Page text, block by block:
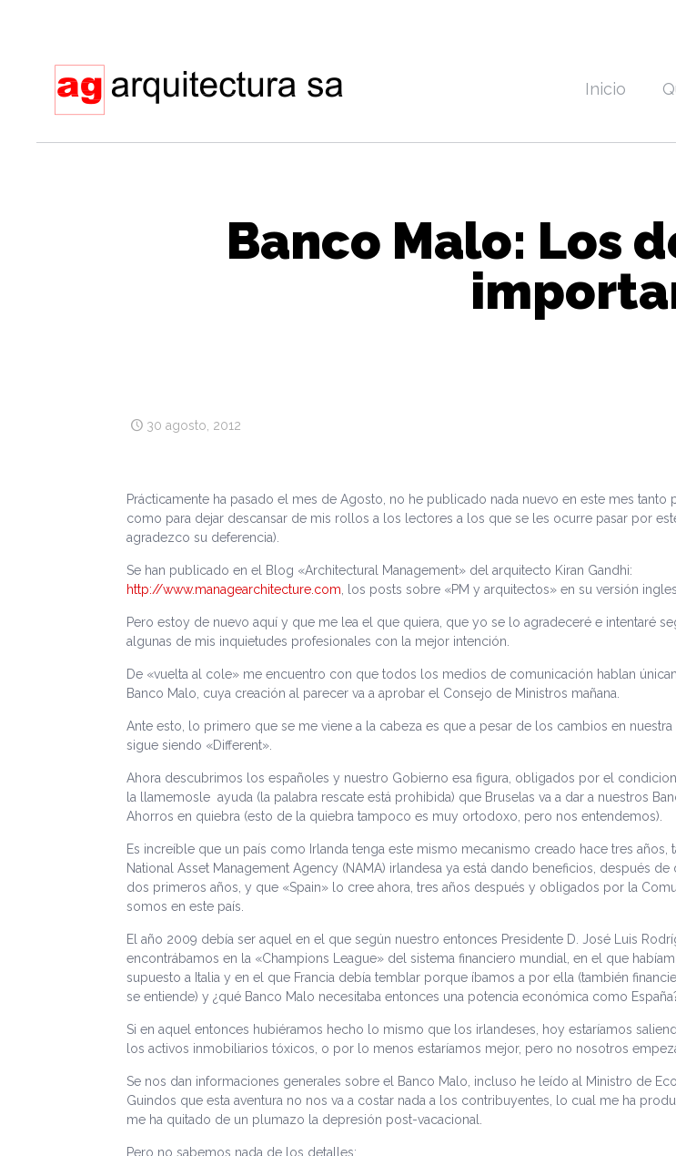
Inicio
Banco Malo: Los
30 agosto, 2012
Prácticamente ha pasado el mes de Agosto, no he publicado nada nuevo en este mes tanto
como para dejar descansar de mis rollos a los lectores a los que se les ocurre pasar por
agradezco su deferencia).
Se han publicado en el Blog «Architectural Management» del arquitecto Kiran Gandhi:
http://www.managearchitecture.com , los posts sobre «PM y arquitectos» en su versión
Pero estoy de nuevo aquí y que me lea el que quiera, que yo se lo agradeceré e intentaré
algunas de mis inquietudes profesionales con la mejor intención.
De «vuelta al cole» me encuentro con que todos los medios de comunicación hablan
Banco Malo, cuya creación al parecer va a aprobar el Consejo de Ministros mañana.
Ante esto, lo primero que se me viene a la cabeza es que a pesar de los cambios en nuestra
sigue siendo «Different».
Ahora descubrimos los españoles y nuestro Gobierno esa figura, obligados por el
la llamemosle ayuda (la palabra rescate está prohibida) que Bruselas va a dar a nuestros
Ahorros en quiebra (esto de la quiebra tampoco es muy ortodoxo, pero nos entendemos).
Es increíble que un país como Irlanda tenga este mismo mecanismo creado hace tres años,
National Asset Management Agency (NAMA) irlandesa ya está dando beneficios, después de
dos primeros años, y que «Spain» lo cree ahora, tres años después y obligados por la
somos en este país.
El año 2009 debía ser aquel en el que según nuestro entonces Presidente D. José Luis
encontrábamos en la «Champions League» del sistema financiero mundial, en el que
supuesto a Italia y en el que Francia debía temblar porque íbamos a por ella (también
se entiende) y ¿qué Banco Malo necesitaba entonces una potencia económica como
Si en aquel entonces hubiéramos hecho lo mismo que los irlandeses, hoy estaríamos
los activos inmobiliarios tóxicos, o por lo menos estaríamos mejor, pero no nosotros
Se nos dan informaciones generales sobre el Banco Malo, incluso he leído al Ministro de
Guindos que esta aventura no nos va a costar nada a los contribuyentes, lo cual me ha
me ha quitado de un plumazo la depresión post-vacacional.
Pero no sabemos nada de los detalles: